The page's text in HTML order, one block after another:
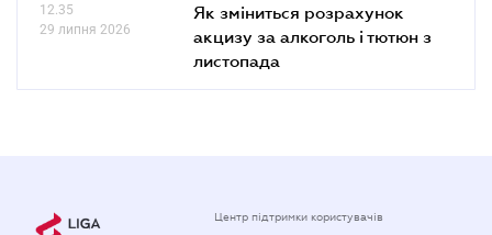
12.35
29 липня 2026
Як зміниться розрахунок
акцизу за алкоголь і тютюн з
листопада
Центр підтримки користувачів